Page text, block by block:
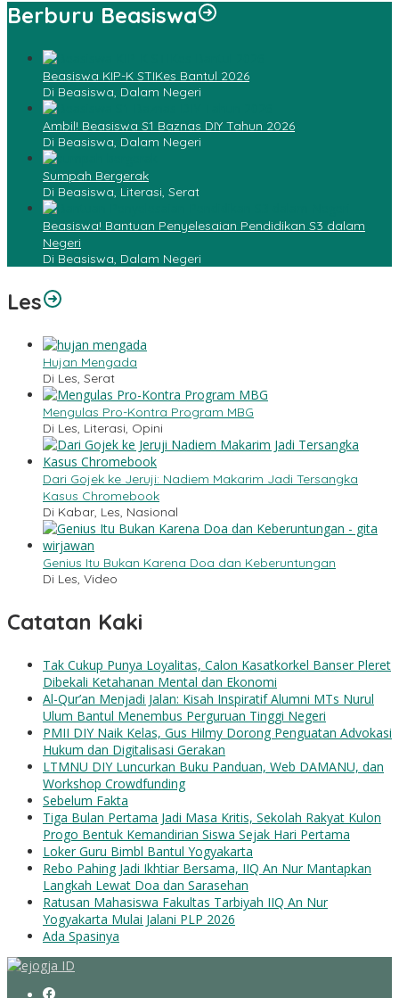
Berburu Beasiswa
Beasiswa KIP-K STIKes Bantul 2026
Di Beasiswa, Dalam Negeri
Ambil! Beasiswa S1 Baznas DIY Tahun 2026
Di Beasiswa, Dalam Negeri
Sumpah Bergerak
Di Beasiswa, Literasi, Serat
Beasiswa! Bantuan Penyelesaian Pendidikan S3 dalam
Negeri
Di Beasiswa, Dalam Negeri
Les
Hujan Mengada
Di Les, Serat
Mengulas Pro-Kontra Program MBG
Di Les, Literasi, Opini
Dari Gojek ke Jeruji: Nadiem Makarim Jadi Tersangka
Kasus Chromebook
Di Kabar, Les, Nasional
Genius Itu Bukan Karena Doa dan Keberuntungan
Di Les, Video
Catatan Kaki
Tak Cukup Punya Loyalitas, Calon Kasatkorkel Banser Pleret
Dibekali Ketahanan Mental dan Ekonomi
Al-Qur’an Menjadi Jalan: Kisah Inspiratif Alumni MTs Nurul
Ulum Bantul Menembus Perguruan Tinggi Negeri
PMII DIY Naik Kelas, Gus Hilmy Dorong Penguatan Advokasi
Hukum dan Digitalisasi Gerakan
LTMNU DIY Luncurkan Buku Panduan, Web DAMANU, dan
Workshop Crowdfunding
Sebelum Fakta
Tiga Bulan Pertama Jadi Masa Kritis, Sekolah Rakyat Kulon
Progo Bentuk Kemandirian Siswa Sejak Hari Pertama
Loker Guru Bimbl Bantul Yogyakarta
Rebo Pahing Jadi Ikhtiar Bersama, IIQ An Nur Mantapkan
Langkah Lewat Doa dan Sarasehan
Ratusan Mahasiswa Fakultas Tarbiyah IIQ An Nur
Yogyakarta Mulai Jalani PLP 2026
Ada Spasinya